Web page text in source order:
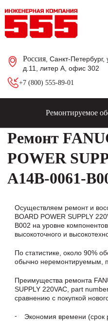
Россия , Санкт-
д.11, литер А, офис 302
+7 (800) 555-89-01
Ремонтируемое
Ремонт
POWER
A14B-0061-
Осуществляем ремонт и
BOARD POWER SUPPLY
B002 на уровне
высокоточного и
По статистике, около 90%
обычно неремонтируемым,
Преимущества ремонта
SUPPLY 220VAC, part
сравнению с покупкой
Экономия времени (срок